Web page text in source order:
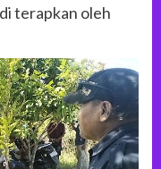
terapkan oleh